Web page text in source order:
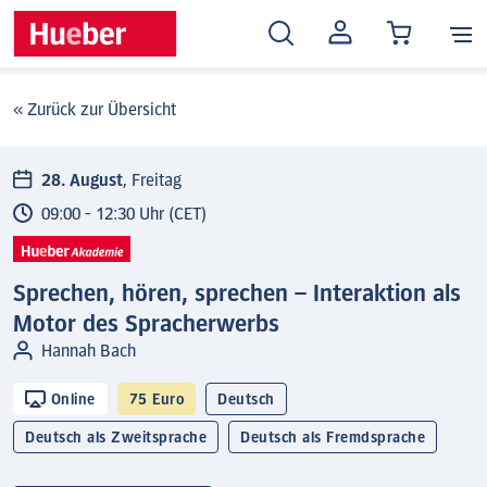
MEIN
KONTO
« Zurück zur Übersicht
28. August, Freitag
09:00 - 12:30 Uhr (CET)
Sprechen, hören, sprechen – Interaktion als
Motor des Spracherwerbs
Hannah Bach
Online 75 Euro Deutsch
Deutsch als Zweitsprache Deutsch als Fremdsprache